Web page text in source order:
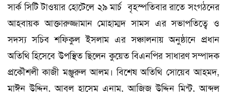
সার্ক সিটি টাওয়ার হোটেলে ২৯ মার্চ বৃহস্পতিবার রাতে সংগঠনের
আহবায়ক আক্তারুজ্জামান মোহাম্মদ সামস এর সভাপতিত্বে ও
সদস্য সচিব শফিকুল ইসলাম এর সঞ্চালনায় অনুষ্ঠানে প্রধান
অতিথি হিসেবে উপস্থিত ছিলেন কুয়েত বিএনপির সাধারণ সম্পাদক
প্রকৌশলী কাজী মঞ্জুরুল আলম। বিশেষ অতিথি সোয়েব আহমদ,
মাঈন উদ্দিন, আবুল হাসেম এনাম, আজিজ উদ্দিন মিন্টু, আব্দুল